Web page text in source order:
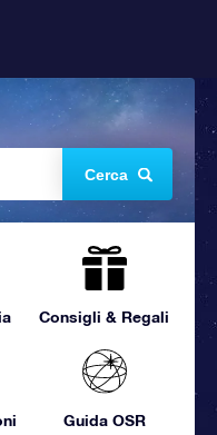
Cerca
Consigli & Regali
Guida OSR